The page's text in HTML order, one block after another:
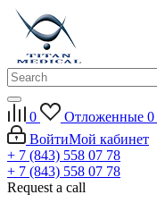
0 Отложенные 0
ВойтиМой кабинет
+ 7 (843) 558 07 78
+ 7 (843) 558 07 78
Request a call